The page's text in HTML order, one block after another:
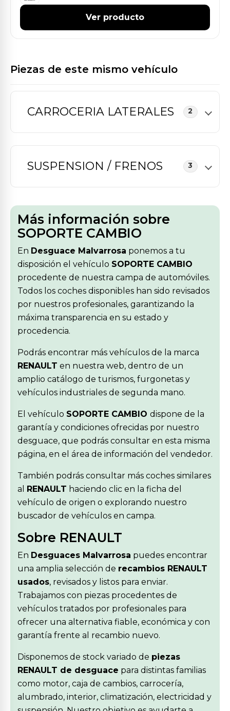
Ver producto
Piezas de este mismo vehículo
CARROCERIA LATERALES 2
SUSPENSION / FRENOS 3
Más información sobre
SOPORTE CAMBIO
En Desguace Malvarrosa ponemos a tu
disposición el vehículo SOPORTE CAMBIO
procedente de nuestra campa de automóviles.
Todos los coches disponibles han sido revisados
por nuestros profesionales, garantizando la
máxima transparencia en su estado y
procedencia.
Podrás encontrar más vehículos de la marca
RENAULT en nuestra web, dentro de un
amplio catálogo de turismos, furgonetas y
vehículos industriales de segunda mano.
El vehículo SOPORTE CAMBIO dispone de la
garantía y condiciones ofrecidas por nuestro
desguace, que podrás consultar en esta misma
página, en el área de información del vendedor.
También podrás consultar más coches similares
al RENAULT haciendo clic en la ficha del
vehículo de origen o explorando nuestro
buscador de vehículos en campa.
Sobre RENAULT
En Desguaces Malvarrosa puedes encontrar
una amplia selección de recambios RENAULT
usados, revisados y listos para enviar.
Trabajamos con piezas procedentes de
vehículos tratados por profesionales para
ofrecer una alternativa fiable, económica y con
garantía frente al recambio nuevo.
Disponemos de stock variado de piezas
RENAULT de desguace para distintas familias
como motor, caja de cambios, carrocería,
alumbrado, interior, climatización, electricidad y